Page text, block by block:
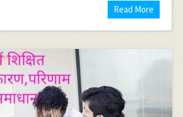
Read More